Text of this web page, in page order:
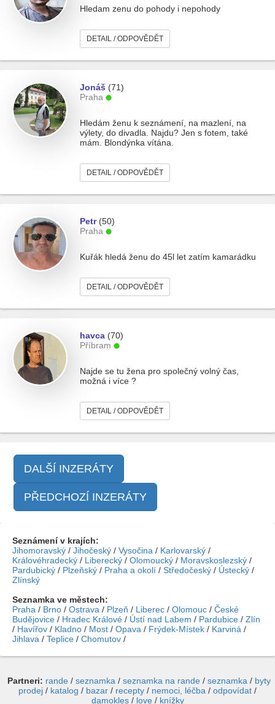
Hledam zenu do pohody i nepohody
DETAIL / ODPOVĚDĚT
Jonáš (71)
Praha
Hledám ženu k seznámení, na mazlení, na
výlety, do divadla. Najdu? Jen s fotem, také
mám. Blondýnka vítána.
DETAIL / ODPOVĚDĚT
Petr(50)
Praha
Kuřák hledá ženu do 45l let zatím kamarádku
DETAIL / ODPOVĚDĚT
havca (70)
Příbram
Najde se tu žena pro společný volný čas,
možná i více ?
DETAIL / ODPOVĚDĚT
DALŠÍ INZERÁTY
PŘEDCHOZÍ INZERÁTY
Seznámení v krajích:
Jihomoravský / Jihočeský / Vysočina / Karlovarský /
Královéhradecký / Liberecký / Olomoucký / Moravskoslezský /
Pardubický / Plzeňský / Praha a okolí / Středočeský / Ústecký /
Zlínský
Seznamka ve městech:
Praha / Brno / Ostrava / Plzeň / Liberec / Olomouc / České
Budějovice / Hradec Králové / Ústí nad Labem / Pardubice / Zlín
/ Havířov / Kladno / Most / Opava / Frýdek-Místek / Karviná /
Jihlava / Teplice / Chomutov /
Partneri: rande/ seznamka / seznamka na rande/ seznamka / byty
prodej / katalog / bazar / recepty / nemoci, léčba / odpovídat /
damokles/ love/ knížky